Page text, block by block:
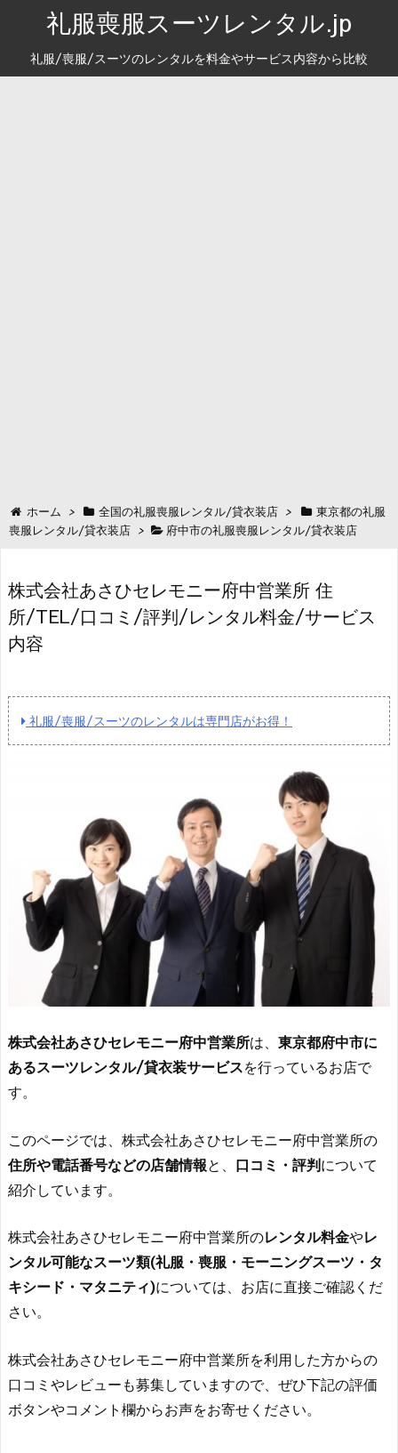
礼服喪服スーツレンタル.jp
礼服/喪服/スーツのレンタルを料金やサービス内容から比較
ホーム > 全国の礼服喪服レンタル/貸衣装店 >
東京都の礼服
喪服レンタル/貸衣装店 > 府中市の礼服喪服レンタル/貸衣装店
株式会社あさひセレモニー府中営業所 住
所/TEL/口コミ/評判/レンタル料金/サービス
内容
礼服/喪服/スーツのレンタルは専門店がお得！
株式会社あさひセレモニー府中営業所は、 東京都府中市に
あるスーツレンタル/貸衣装サービスを行っているお店で
す。
このページでは、株式会社あさひセレモニー府中営業所の
住所や電話番号などの店舗情報と、 口コミ・評判について
紹介しています。
株式会社あさひセレモニー府中営業所のレンタル料金やレ
ンタル可能なスーツ類(礼服・喪服・モーニングスーツ・タ
キシード・マタニティ)については、お店に直接ご確認くだ
さい。
株式会社あさひセレモニー府中営業所を利用した方からの
口コミやレビューも募集していますので、ぜひ下記の評価
ボタンやコメント欄からお声をお寄せください。